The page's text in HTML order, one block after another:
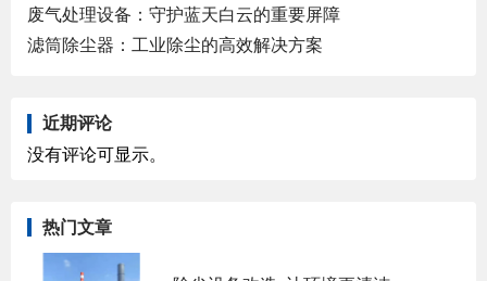
废气处理设备：守护蓝天白云的重要屏障
滤筒除尘器：工业除尘的高效解决方案
近期评论
没有评论可显示。
热门文章